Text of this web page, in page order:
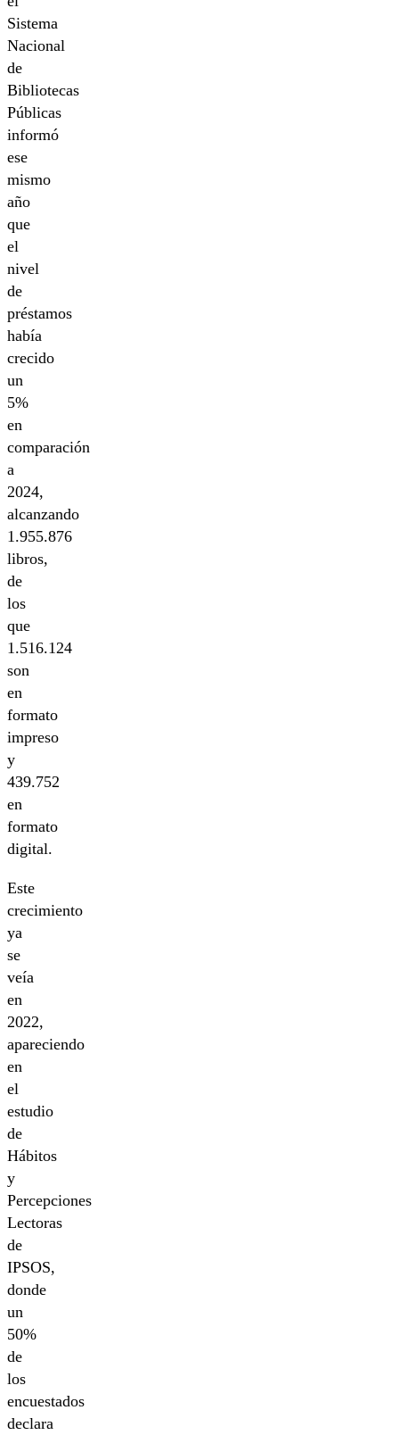
Sistema
Nacional
de
Bibliotecas
Públicas
informó
ese
mismo
año
que
el
nivel
de
préstamos
había
crecido
un
5%
en
comparación
a
2024,
alcanzando
1.955.876
libros,
de
los
que
1.516.124
son
en
formato
impreso
y
439.752
en
formato
digital.
Este
crecimiento
ya
se
veía
en
2022,
apareciendo
en
el
estudio
de
Hábitos
y
Percepciones
Lectoras
de
IPSOS,
donde
un
50%
de
los
encuestados
declara